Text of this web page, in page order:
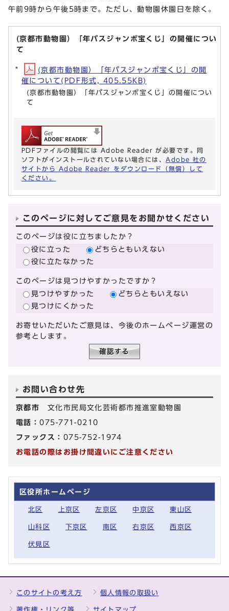
午前9時から午後5時まで。ただし、動物園休園日を除く。
(京都市動物園）「年パスジャンボ宝くじ」の開催につい
て
(京都市動物園）「年パスジャンボ宝くじ」の開
催について(PDF形式, 405.55KB)
(京都市動物園）「年パスジャンボ宝くじ」の開催につい
て
PDFファイルの閲覧には Adobe Reader が必要です。同
ソフトがインストールされていない場合には、 Adobe 社の
サイトから Adobe Reader をダウンロード（無償）して
ください。
このページに対してご意見をお聞かせください
このページは役に立ちましたか？
役に立った
どちらともいえない
役に立たなかった
このページは見つけやすかったですか？
見つけやすかった
どちらともいえない
見つけにくかった
お寄せいただいたご意見は、今後のホームページ運営の
参考とします。
お問い合わせ先
京都市 文化市民局文化芸術都市推進室動物園
電話：075-771-0210
ファックス： 075-752-1974
お電話の際はお掛け間違いにご注意ください
区役所ホームページ
北区 上京区 左京区 中京区 東山区
山科区 下京区 南区 右京区 西京区
伏見区
このサイトの考え方 個人情報の取扱い